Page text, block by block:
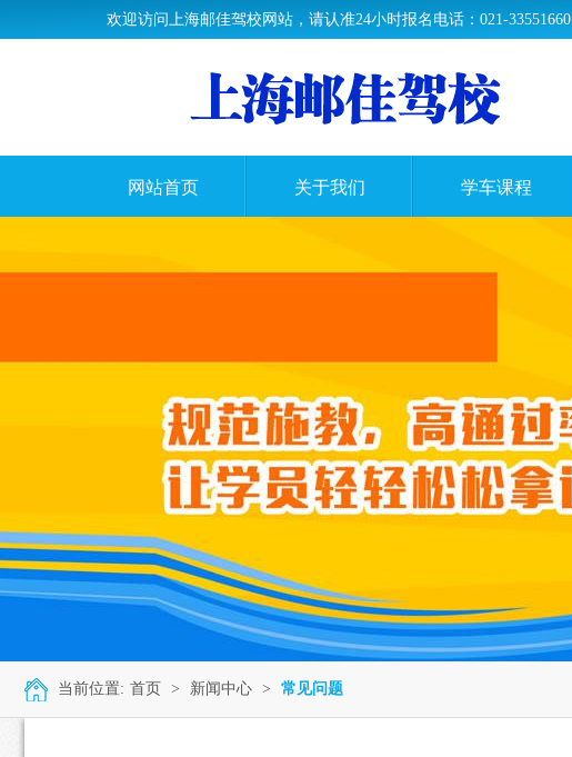
欢迎访问上海邮佳驾校网站，请认准24小时报名电话：021-33551660
网站首页 关于我们 学车课程
当前位置: 首页 > 新闻中心 > 常见问题